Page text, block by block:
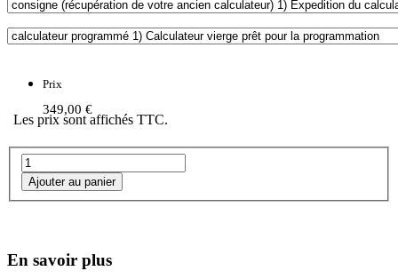
Prix
349,00 €
Les prix sont affichés TTC.
En savoir plus